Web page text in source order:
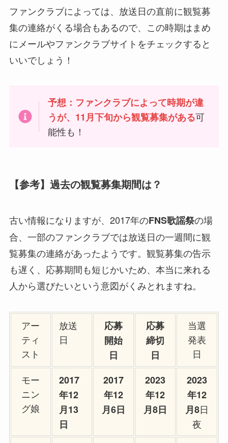
ファンクラブによっては、放送日の直前に観覧募
集の連絡がくる場合もあるので、この時期はまめ
にメールやファンクラブサイトをチェックすると
いいでしょう！
予想：ファンクラブによって時期が違
うが、11月下旬から観覧募集がある可
能性も！
【参考】過去の観覧募集期間は？
古い情報になりますが、2017年のFNS歌謡祭の場
合、一部のファンクラブでは放送日の一週間に観
覧募集の連絡があったようです。観覧募集の告示
も遅く、応募期間も短じかいため、本当に来れる
人から選びたいという意図がくみとれますね。
アー
ティ
スト
放送
日
応募
開始
日
応募
締切
日
当選
発表
日
モー
ニン
グ娘
2017
年12
月13
日
2017
年12
月6日
2023
年12
月8日
2023
年12
月8日
夜